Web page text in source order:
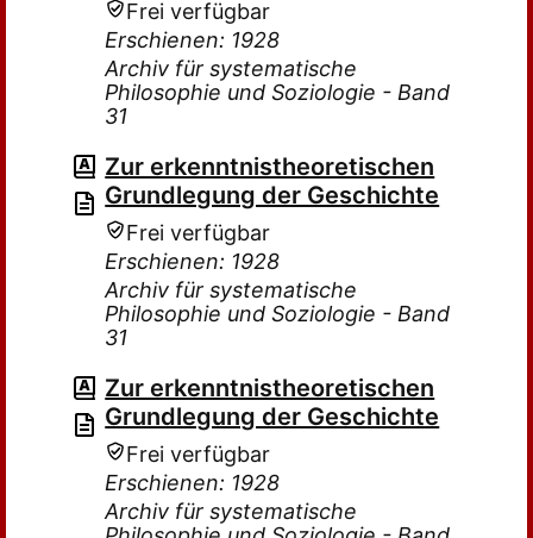
Frei verfügbar
Erschienen: 1928
Archiv für systematische
Philosophie und Soziologie - Band
31
Zur erkenntnistheoretischen
Grundlegung der Geschichte
Frei verfügbar
Erschienen: 1928
Archiv für systematische
Philosophie und Soziologie - Band
31
Zur erkenntnistheoretischen
Grundlegung der Geschichte
Frei verfügbar
Erschienen: 1928
Archiv für systematische